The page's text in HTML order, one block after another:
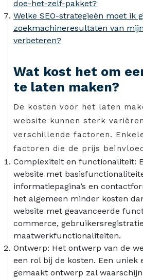
doe-het-zelf-pakket?
Welke SEO-strategieën moet ik
zoekmachineresultaten van
verbeteren?
Wat kost het om
te laten maken?
De kosten voor het laten
website kunnen sterk
verschillende factoren.
factoren die de prijs
Complexiteit en functionaliteit:
website met
informatiepagina’s en
het algemeen minder kosten
website met geavanceerde
commerce,
maatwerkfunctionaliteiten.
Ontwerp: Het ontwerp van de
een rol bij de kosten. Een uniek
gemaakt ontwerp zal